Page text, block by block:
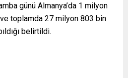
günü Almanya’da 1 milyon
toplamda 27 milyon 803 bin
belirtildi.